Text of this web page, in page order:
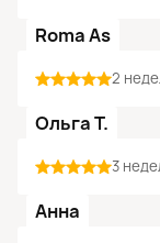
Roma As
2
Ольга Т.
3
Анна